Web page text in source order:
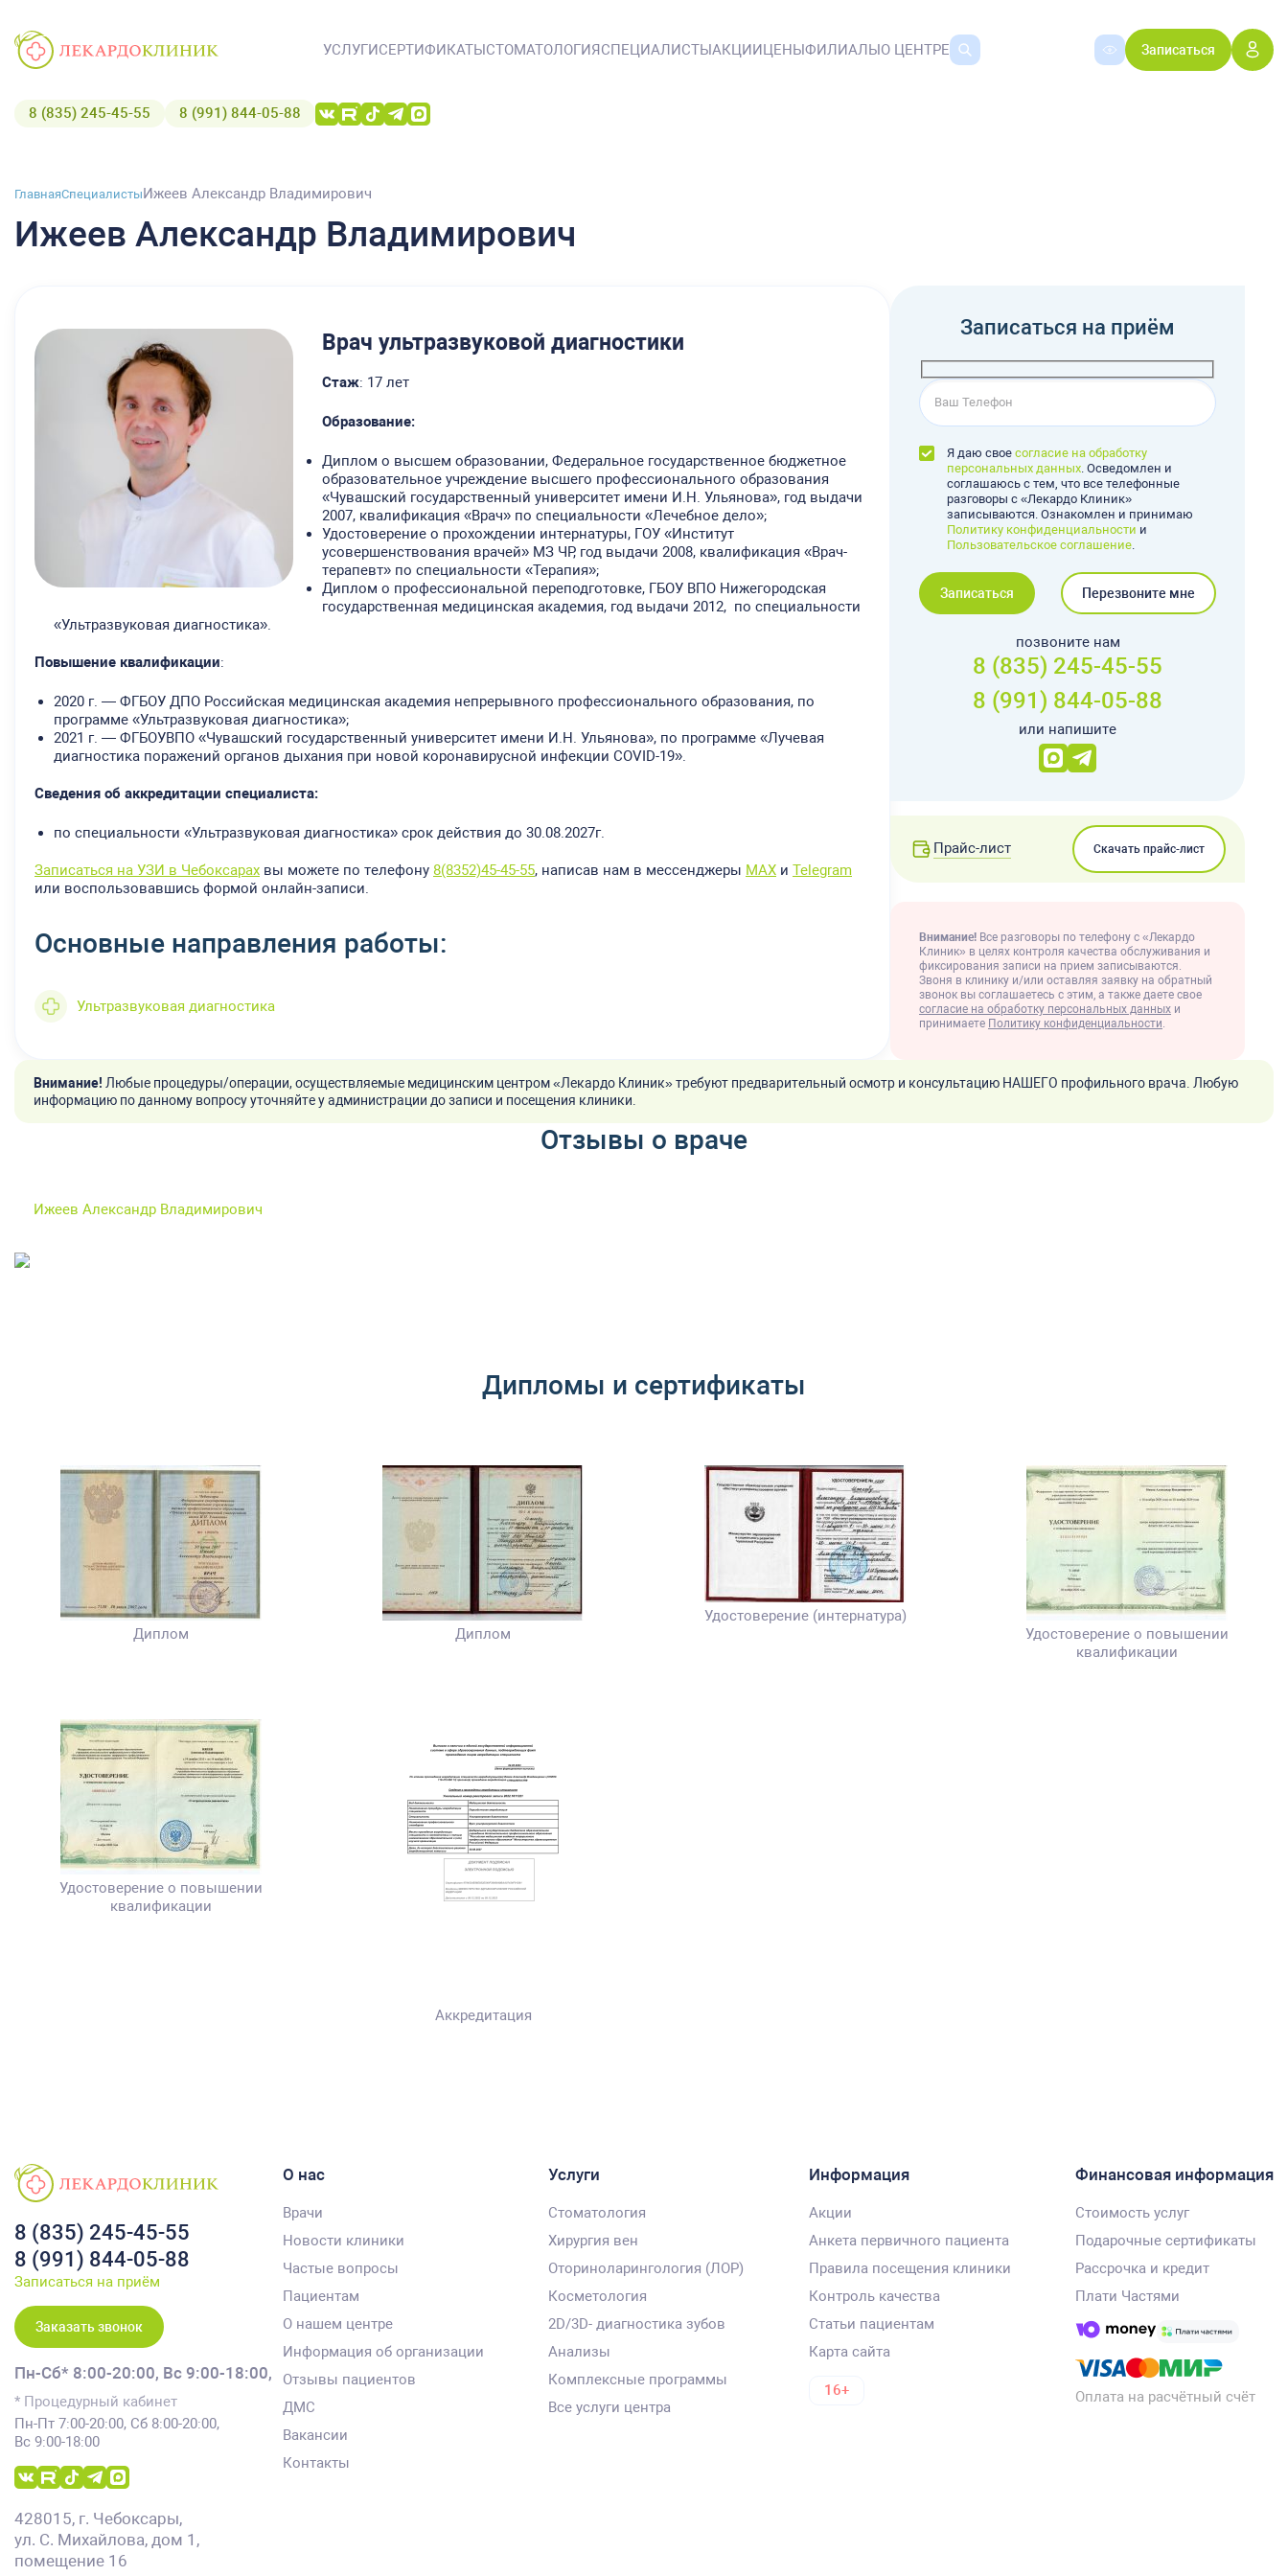
УСЛУГИСЕРТИФИКАТЫСТОМАТОЛОГИЯСПЕЦИАЛИСТЫАКЦИИЦЕНЫФИЛИАЛЫО ЦЕНТРЕ Записаться
8 (835) 245-45-55 8 (991) 844-05-88
ГлавнаяСпециалистыИжеев Александр Владимирович
Ижеев Александр Владимирович
Врач ультразвуковой диагностики
Стаж: 17 лет
Образование:
Диплом о высшем образовании, Федеральное государственное бюджетное
образовательное учреждение высшего профессионального образования
«Чувашский государственный университет имени И.Н. Ульянова», год выдачи
2007, квалификация «Врач» по специальности «Лечебное дело»;
Удостоверение о прохождении интернатуры, ГОУ «Институт
усовершенствования врачей» МЗ ЧР, год выдачи 2008, квалификация «Врач-
терапевт» по специальности «Терапия»;
Диплом о профессиональной переподготовке, ГБОУ ВПО Нижегородская
государственная медицинская академия, год выдачи 2012, по специальности
«Ультразвуковая диагностика».
Повышение квалификации:
2020 г. — ФГБОУ ДПО Российская медицинская академия непрерывного профессионального образования, по
программе «Ультразвуковая диагностика»;
2021 г. — ФГБОУВПО «Чувашский государственный университет имени И.Н. Ульянова», по программе «Лучевая
диагностика поражений органов дыхания при новой коронавирусной инфекции COVID-19».
Сведения об аккредитации специалиста:
по специальности «Ультразвуковая диагностика» срок действия до 30.08.2027г.
Записаться на УЗИ в Чебоксарах вы можете по телефону 8(8352)45-45-55, написав нам в мессенджеры MAX и Telegram
или воспользовавшись формой онлайн-записи.
Основные направления работы:
Ультразвуковая диагностика
Записаться на приём
Я даю свое согласие на обработку
персональных данных . Осведомлен и
соглашаюсь с тем, что все телефонные
разговоры с «Лекардо Клиник»
записываются. Ознакомлен и принимаю
Политику конфиденциальности и
Пользовательское соглашение
Записаться Перезвоните мне
позвоните нам
8 (835) 245-45-55
8 (991) 844-05-88
или напишите
Прайс-лист Скачать прайс-лист
Внимание! Все разговоры по телефону с «Лекардо
Клиник» в целях контроля качества обслуживания и
фиксирования записи на прием записываются.
Звоня в клинику и/или оставляя заявку на обратный
звонок вы соглашаетесь с этим, а также даете свое
согласие на обработку персональных данных и
принимаете Политику конфиденциальности
Внимание! Любые процедуры/операции, осуществляемые медицинским центром «Лекардо Клиник» требуют предварительный осмотр и консультацию НАШЕГО профильного врача. Любую
информацию по данному вопросу уточняйте у администрации до записи и посещения клиники.
Отзывы о враче
Ижеев Александр Владимирович
Дипломы и сертификаты
Диплом Диплом
Удостоверение (интернатура)
Удостоверение о повышении
квалификации
Удостоверение о повышении
квалификации
Аккредитация
8 (835) 245-45-55
8 (991) 844-05-88
Записаться на приём
Заказать звонок
Пн-Сб* 8:00-20:00, Вс 9:00-18:00,
* Процедурный кабинет
Пн-Пт 7:00-20:00, Сб 8:00-20:00,
Вс 9:00-18:00
428015, г. Чебоксары,
ул. С. Михайлова, дом 1,
помещение 16
О нас
Врачи
Новости клиники
Частые вопросы
Пациентам
О нашем центре
Информация об организации
Отзывы пациентов
ДМС
Вакансии
Контакты
Услуги
Стоматология
Хирургия вен
Оториноларингология (ЛОР)
Косметология
2D/3D- диагностика зубов
Анализы
Комплексные программы
Все услуги центра
Информация
Акции
Анкета первичного пациента
Правила посещения клиники
Контроль качества
Статьи пациентам
Карта сайта
16+
Финансовая информация
Стоимость услуг
Подарочные сертификаты
Рассрочка и кредит
Плати Частями
Оплата на расчётный счёт